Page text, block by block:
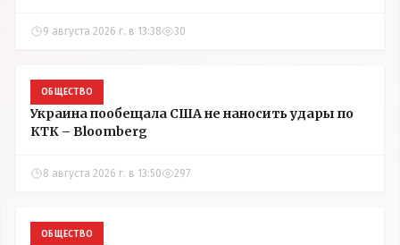
9 августа 2026 г. в 13:38 30
ОБЩЕСТВО
Украина пообещала США не наносить удары по
КТК – Bloomberg
8 августа 2026 г. в 13:50 297
ОБЩЕСТВО